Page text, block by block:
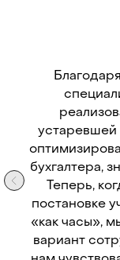
устаревшей
бухгалтера,
Теперь,
постановке
«как часы»,
вариант